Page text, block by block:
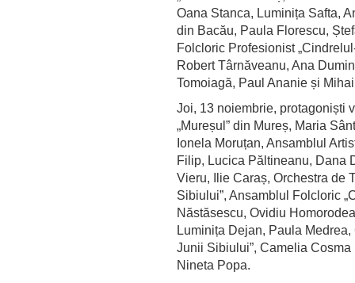
Oana Stanca, Luminița Safta,
din Bacău, Paula Florescu,
Folcloric Profesionist „
RobertTârnăveanu, Ana
Tomoiagă, Paul Ananie și
Joi, 13 noiembrie, protagoniști
„Mureșul” din Mureș, Maria S
Ionela Moruțan, Ansamblul
Filip, Lucica Păltineanu, Dana
Vieru, Ilie Caraș, Orchestra de
Sibiului”, Ansamblul Folcloric „
Năstăsescu, Ovidiu
Luminița Dejan, Paula Medrea,
Junii Sibiului”, Camelia Cosma
Nineta Popa.